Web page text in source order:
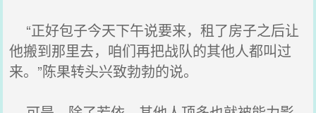
“正好包子今天下午说要来，租了房子之后让
他搬到那里去，咱们再把战队的其他人都叫过
来。”陈果转头兴致勃勃的说。